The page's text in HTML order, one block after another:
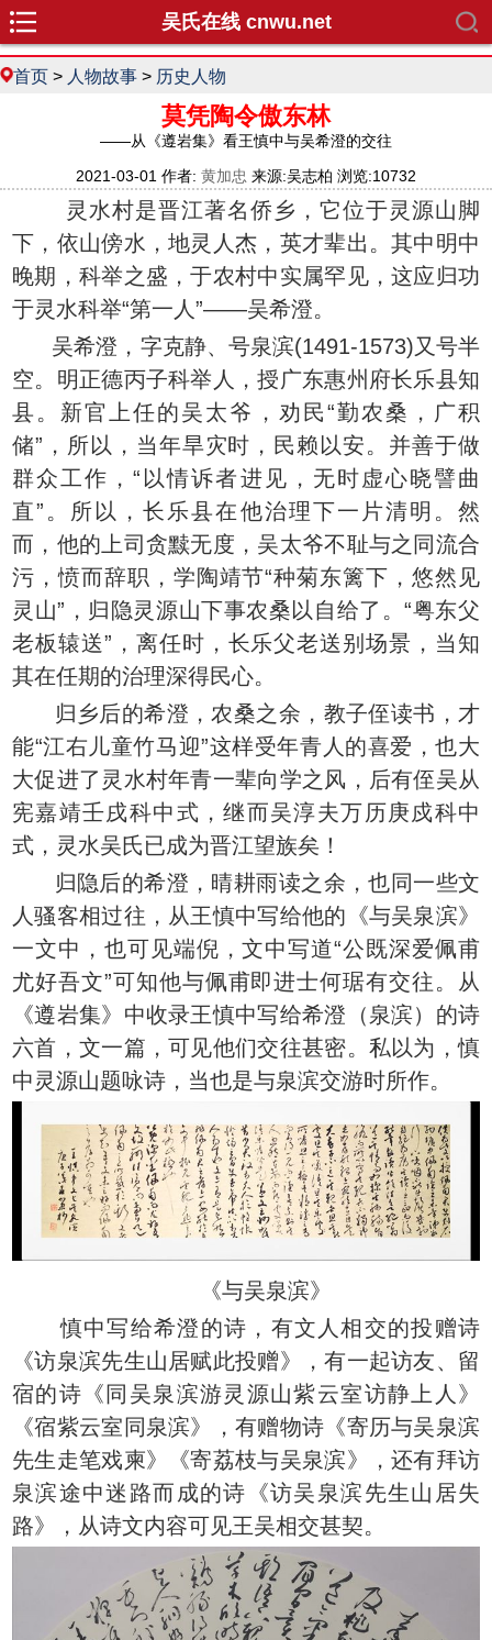
吴氏在线 cnwu.net
首页 > 人物故事 > 历史人物
莫凭陶令傲东林
——从《遵岩集》看王慎中与吴希澄的交往
2021-03-01 作者: 黄加忠 来源:吴志柏 浏览:10732
灵水村是晋江著名侨乡，它位于灵源山脚
下，依山傍水，地灵人杰，英才辈出。其中明中
晚期，科举之盛，于农村中实属罕见，这应归功
于灵水科举“第一人”——吴希澄。
吴希澄，字克静、号泉滨(1491-1573)又号半
空。明正德丙子科举人，授广东惠州府长乐县知
县。新官上任的吴太爷，劝民“勤农桑，广积
储”，所以，当年旱灾时，民赖以安。并善于做
群众工作，“以情诉者进见，无时虚心晓譬曲
直”。所以，长乐县在他治理下一片清明。然
而，他的上司贪黩无度，吴太爷不耻与之同流合
污，愤而辞职，学陶靖节“种菊东篱下，悠然见
灵山”，归隐灵源山下事农桑以自给了。“粤东父
老板辕送”，离任时，长乐父老送别场景，当知
其在任期的治理深得民心。
归乡后的希澄，农桑之余，教子侄读书，才
能“江右儿童竹马迎”这样受年青人的喜爱，也大
大促进了灵水村年青一辈向学之风，后有侄吴从
宪嘉靖壬戌科中式，继而吴淳夫万历庚戍科中
式，灵水吴氏已成为晋江望族矣！
归隐后的希澄，晴耕雨读之余，也同一些文
人骚客相过往，从王慎中写给他的《与吴泉滨》
一文中，也可见端倪，文中写道“公既深爱佩甫
尤好吾文”可知他与佩甫即进士何琚有交往。从
《遵岩集》中收录王慎中写给希澄（泉滨）的诗
六首，文一篇，可见他们交往甚密。私以为，慎
中灵源山题咏诗，当也是与泉滨交游时所作。
《与吴泉滨》
慎中写给希澄的诗，有文人相交的投赠诗
《访泉滨先生山居赋此投赠》，有一起访友、留
宿的诗《同吴泉滨游灵源山紫云室访静上人》
《宿紫云室同泉滨》，有赠物诗《寄历与吴泉滨
先生走笔戏柬》《寄荔枝与吴泉滨》，还有拜访
泉滨途中迷路而成的诗《访吴泉滨先生山居失
路》，从诗文内容可见王吴相交甚契。